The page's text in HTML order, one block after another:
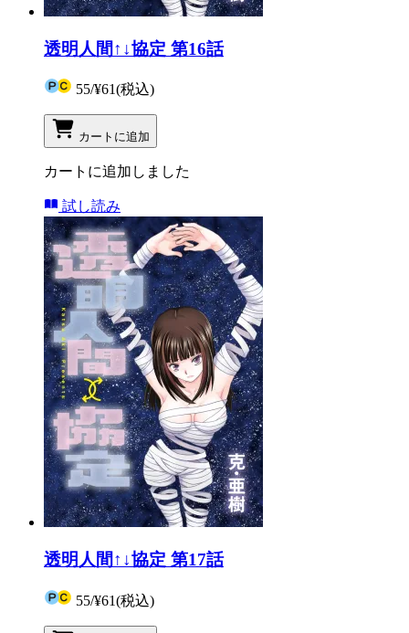
透明人間↑↓協定 第16話
55/¥61(税込)
カートに追加
カートに追加しました
試し読み
透明人間↑↓協定 第17話
55/¥61(税込)